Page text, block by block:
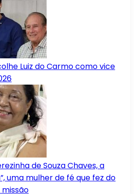
Luiz do Carmo como vice
de Souza Chaves, a
uma mulher de fé que fez do